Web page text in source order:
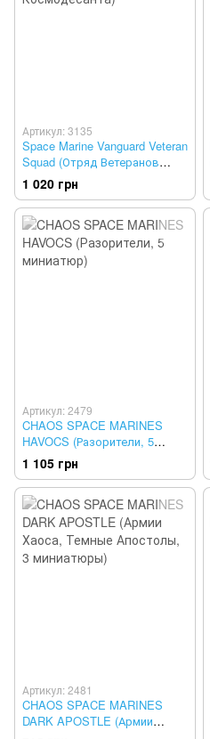
Артикул: 3135
Space Marine Vanguard Veteran
Squad (Отряд Ветеранов
Авангарда Космодесанта)
1 020 грн
Артикул: 2479
CHAOS SPACE MARINES
HAVOCS (Разорители, 5
миниатюр)
1 105 грн
Артикул: 2481
CHAOS SPACE MARINES
DARK APOSTLE (Армии